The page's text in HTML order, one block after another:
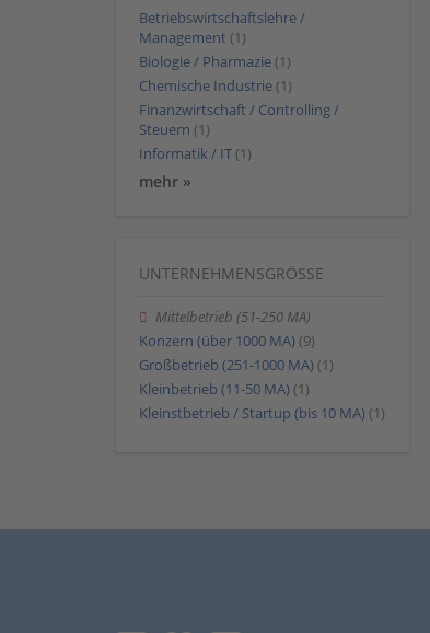
Betriebswirtschaftslehre /
Management (1)
Biologie / Pharmazie (1)
Chemische Industrie (1)
Finanzwirtschaft / Controlling /
Steuern (1)
Informatik / IT (1)
mehr »
UNTERNEHMENSGRÖSSE
Mittelbetrieb (51-250 MA)
Konzern (über 1000 MA) (9)
Großbetrieb (251-1000 MA) (1)
Kleinbetrieb (11-50 MA) (1)
Kleinstbetrieb / Startup (bis 10 MA) (1)